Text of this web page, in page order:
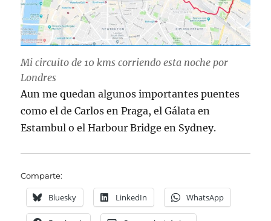
Mi circuito de 10 kms corriendo esta noche por
Londres
Aun me quedan algunos importantes puentes
como el de Carlos en Praga, el Gálata en
Estambul o el Harbour Bridge en Sydney.
Comparte:
Bluesky LinkedIn WhatsApp